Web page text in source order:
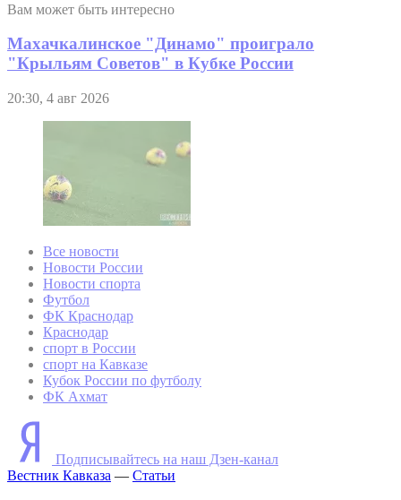
Вам может быть интересно
Махачкалинское "Динамо" проиграло
"Крыльям Советов" в Кубке России
20:30, 4 авг 2026
Все новости
Новости России
Новости спорта
Футбол
ФК Краснодар
Краснодар
спорт в России
спорт на Кавказе
Кубок России по футболу
ФК Ахмат
Подписывайтесь на наш Дзен-канал
Вестник Кавказа — Статьи